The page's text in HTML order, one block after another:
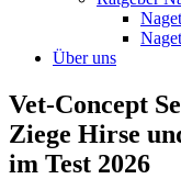
Über uns
Vet-Concept
Ziege Hirse
im Test 2026